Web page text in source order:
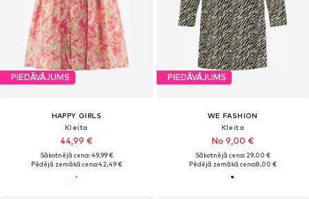
PIEDĀVĀJUMS
HAPPY GIRLS
Kleita
44,99 €
Sākotnējā cena: 49,99 €
Pēdējā zemākā cena:42,49 €
PIEDĀVĀJUMS
WE FASHION
Kleita
No 9,00 €
Sākotnējā cena: 29,00 €
Pēdējā zemākā cena:8,00 €